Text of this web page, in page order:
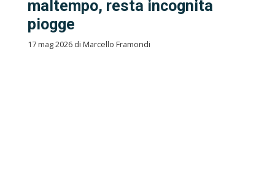
maltempo, resta incognita
piogge
17 mag 2026 di Marcello Framondi